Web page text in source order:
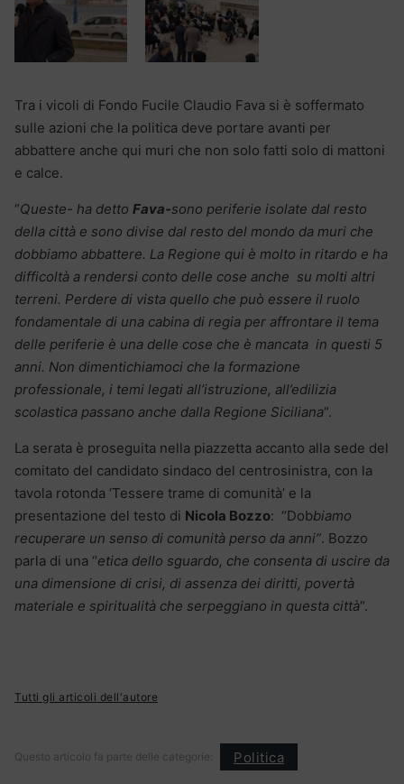
Tra i vicoli di Fondo Fucile Claudio Fava si è soffermato
sulle azioni che la politica deve portare avanti per
abbattere anche qui muri che non solo fatti solo di mattoni
e calce.
“Queste- ha detto Fava-sono periferie isolate dal resto
della città e sono divise dal resto del mondo da muri che
dobbiamo abbattere. La Regione qui è molto in ritardo e ha
difficoltà a rendersi conto delle cose anche su molti altri
terreni. Perdere di vista quello che può essere il ruolo
fondamentale di una cabina di regia per affrontare il tema
delle periferie è una delle cose che è mancata in questi 5
anni. Non dimentichiamoci che la formazione
professionale, i temi legati all’istruzione, all’edilizia
scolastica passano anche dalla Regione Siciliana“.
La serata è proseguita nella piazzetta accanto alla sede del
comitato del candidato sindaco del centrosinistra, con la
tavola rotonda ‘Tessere trame di comunità’ e la
presentazione del testo di Nicola Bozzo: “Dobbiamo
recuperare un senso di comunità perso da anni”. Bozzo
parla di una “etica dello sguardo, che consenta di uscire da
una dimensione di crisi, di assenza dei diritti, povertà
materiale e spiritualità che serpeggiano in questa città“.
Tutti gli articoli dell'autore
Questo articolo fa parte delle categorie: Politica